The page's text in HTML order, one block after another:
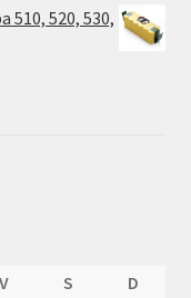
510, 520, 530,
V S
D